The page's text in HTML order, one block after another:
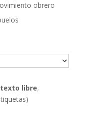
obrero
texto libre,